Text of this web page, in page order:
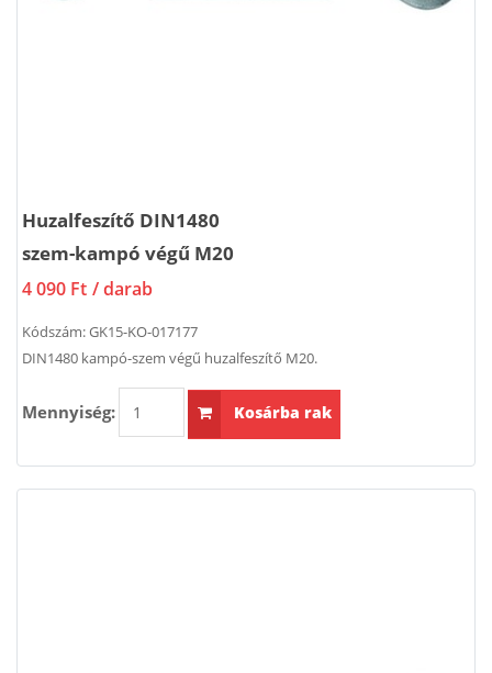
Huzalfeszítő DIN1480
szem-kampó végű M20
4 090 Ft / darab
Kódszám:GK15-KO-017177
DIN1480 kampó-szem végű huzalfeszítő M20.
Mennyiség: Kosárba rak